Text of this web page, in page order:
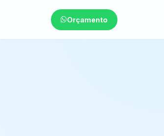
Orçamento